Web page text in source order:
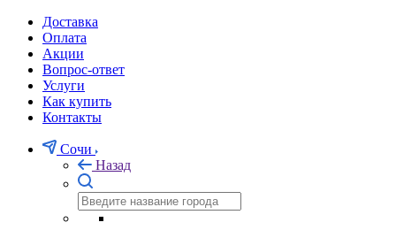
Доставка
Оплата
Акции
Вопрос-ответ
Услуги
Как купить
Контакты
Сочи
Назад